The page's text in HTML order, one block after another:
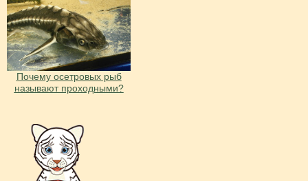
Почему осетровых рыб
называют проходными?